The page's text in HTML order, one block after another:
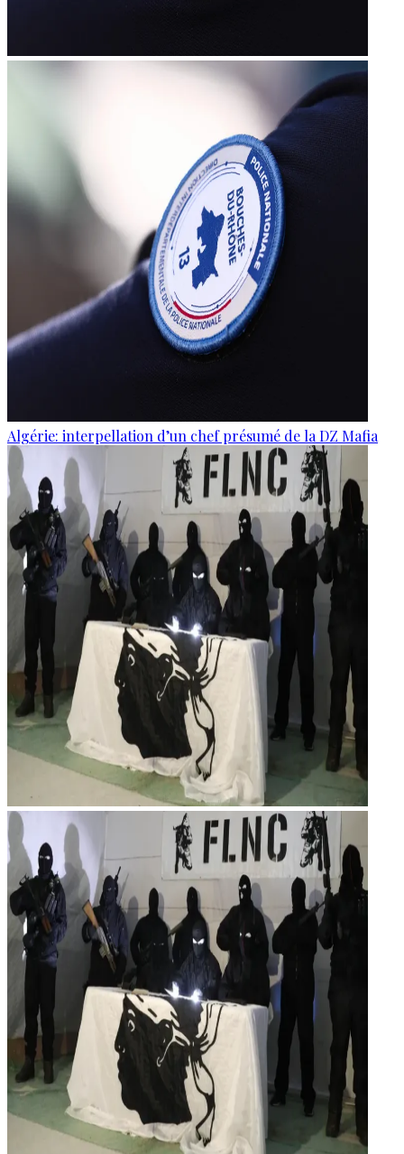
Algérie: interpellation d’un chef présumé de la DZ Mafia